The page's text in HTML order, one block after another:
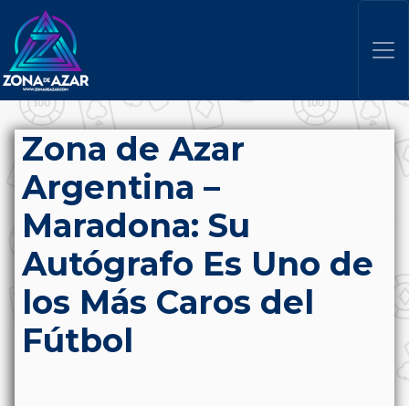
Zona de Azar
Argentina –
Maradona: Su
Autógrafo Es Uno de
los Más Caros del
Fútbol